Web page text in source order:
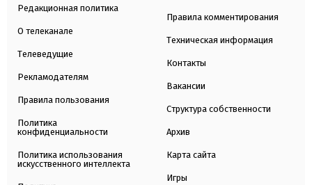
Редакционная политика
О телеканале
Телеведущие
Рекламодателям
Правила пользования
Политика
конфиденциальности
Политика использования
искусственного интеллекта
Правила комментирования
Техническая информация
Контакты
Вакансии
Структура собственности
Архив
Карта сайта
Игры